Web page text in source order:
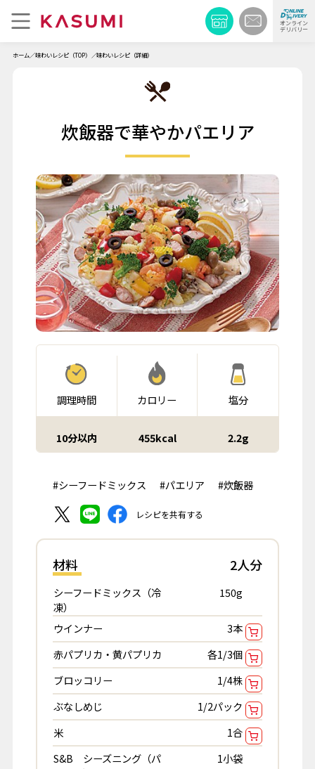
オンライン
デリバリー
ホーム 味わいレシピ（TOP） 味わいレシピ（詳細）
炊飯器で華やかパエリア
調理時間
10分以内
カロリー
455kcal
塩分
2.2g
#シーフードミックス #パエリア #炊飯器
レシピを共有する
材料 2人分
シーフードミックス（冷
凍）
150g
ウインナー
3本
赤パプリカ・黄パプリカ
各1/3個
ブロッコリー
1/4株
ぶなしめじ
1/2パック
米
1合
S&B シーズニング（パ
1小袋